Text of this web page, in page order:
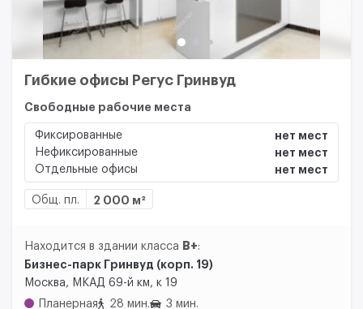
Гибкие офисы Регус Гринвуд
Свободные рабочие места
Фиксированные
нет мест
Нефиксированные
нет мест
Отдельные офисы
нет мест
Общ. пл. 2 000 м²
Находится в здании класса B+:
Бизнес-парк Гринвуд (корп. 19)
Москва, МКАД 69-й км, к 19
Планерная
28 мин. 3 мин.